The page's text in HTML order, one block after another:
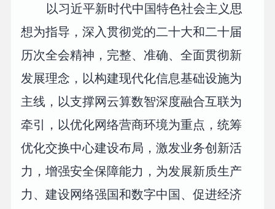
以习近平新时代中国特色社会主义思
想为指导，深入贯彻党的二十大和二十届
历次全会精神，完整、准确、全面贯彻新
发展理念，以构建现代化信息基础设施为
主线，以支撑网云算数智深度融合互联为
牵引，以优化网络营商环境为重点，统筹
优化交换中心建设布局，激发业务创新活
力，增强安全保障能力，为发展新质生产
力、建设网络强国和数字中国、促进经济